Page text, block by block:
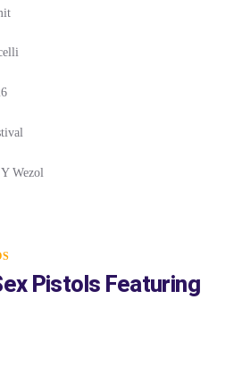
Wezol
Pistols Featuring